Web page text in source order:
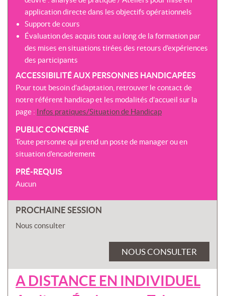
application directe dans les objectifs opérationnels
Support de cours
Évaluation des acquis tout au long de la formation par
des mises en situations tirées des retours d’expériences
des participants
ACCESSIBILITÉ AUX PERSONNES HANDICAPÉES
Pour tout besoin d’adaptation, retrouver le contact de
notre référent handicap et les modalités d’accueil sur la
page : Infos pratiques/Situation de Handicap
PUBLIC CONCERNÉ
Toute personne qui prend un poste de manager ou en
situation d'encadrement
PRÉ-REQUIS
Aucun
PROCHAINE SESSION
Nous consulter
NOUS CONSULTER
A DISTANCE EN INDIVIDUEL